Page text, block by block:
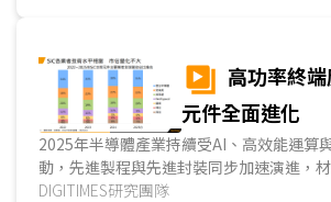
高功率終
元件全面進化
2025年半導體產業持續受AI、高效能運算
動，先進製程與先進封裝同步加速演進，
備的重要性顯著提升。從SEMICON Japan
DIGITIMES研究團隊